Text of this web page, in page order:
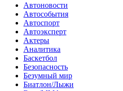
Автоновости
Автособытия
Автоспорт
Автоэксперт
Актеры
Аналитика
Баскетбол
Безопасность
Безумный мир
Биатлон/Лыжи